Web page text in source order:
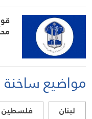
مواضيع ساخنة
لبنان فلسطين